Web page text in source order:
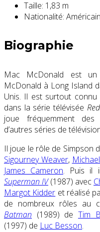
Taille: 1,83 m
Nationalité: Américain
Biographie
Mac McDonald est un
McDonald à Long Island
Unis. Il est surtout
dans la série télévisée
joue fréquemment des
d’autres séries de
Il joue le rôle de Simpson
Sigourney Weaver,
James Cameron. Puis il
Superman IV(1987) avec
Margot Kidder et réalisé
de nombreux rôles au
Batman (1989) de Tim
(1997) de Luc Besson.